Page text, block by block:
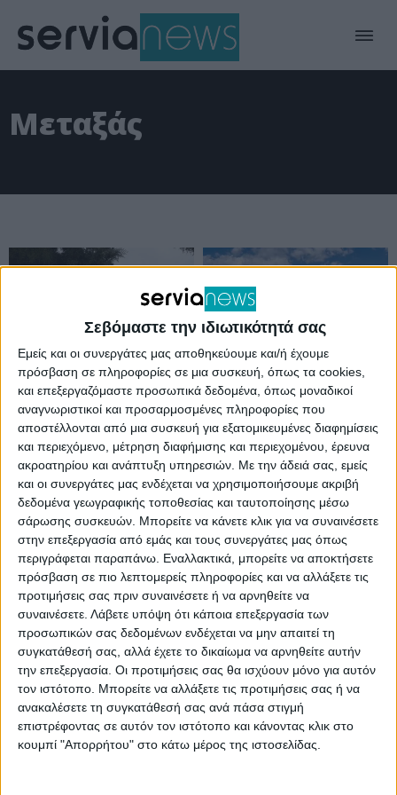
Σεβόμαστε την ιδιωτικότητά σας
Εμείς και οι συνεργάτες μας αποθηκεύουμε και/ή έχουμε
πρόσβαση σε πληροφορίες σε μια συσκευή, όπως τα cookies,
και επεξεργαζόμαστε προσωπικά δεδομένα, όπως μοναδικοί
αναγνωριστικοί και προσαρμοσμένες πληροφορίες που
αποστέλλονται από μια συσκευή για εξατομικευμένες διαφημίσεις
και περιεχόμενο, μέτρηση διαφήμισης και περιεχομένου, έρευνα
ακροατηρίου και ανάπτυξη υπηρεσιών. Με την άδειά σας, εμείς
και οι συνεργάτες μας ενδέχεται να χρησιμοποιήσουμε ακριβή
δεδομένα γεωγραφικής τοποθεσίας και ταυτοποίησης μέσω
σάρωσης συσκευών. Μπορείτε να κάνετε κλικ για να συναινέσετε
στην επεξεργασία από εμάς και τους συνεργάτες μας όπως
περιγράφεται παραπάνω. Εναλλακτικά, μπορείτε να αποκτήσετε
πρόσβαση σε πιο λεπτομερείς πληροφορίες και να αλλάξετε τις
προτιμήσεις σας πριν συναινέσετε ή να αρνηθείτε να
συναινέσετε. Λάβετε υπόψη ότι κάποια επεξεργασία των
προσωπικών σας δεδομένων ενδέχεται να μην απαιτεί τη
συγκατάθεσή σας, αλλά έχετε το δικαίωμα να αρνηθείτε αυτήν
την επεξεργασία. Οι προτιμήσεις σας θα ισχύουν μόνο για αυτόν
τον ιστότοπο. Μπορείτε να αλλάξετε τις προτιμήσεις σας ή να
ανακαλέσετε τη συγκατάθεσή σας ανά πάσα στιγμή
επιστρέφοντας σε αυτόν τον ιστότοπο και κάνοντας κλικ στο
κουμπί "Απορρήτου" στο κάτω μέρος της ιστοσελίδας.
Μεταξάς
Ζητείται συνεργάτιδα-
συνεργάτης για το
καφέ Ανώϊ στο Μεταξά
Δήμος Σερβίων
Δημοτικό Συμβούλιο
Σερβίων: Ψηφίστηκε η
εκμετάλλευση των
δασών της Ελάτης, του
Λιβαδερού και του
Μεταξά